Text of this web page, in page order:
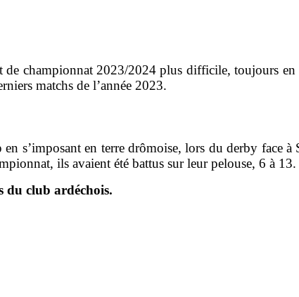
championnat 2023/2024 plus difficile, toujours
matchs de l’année 2023.
s’imposant en terre drômoise, lors du derby face
ils avaient été battus sur leur pelouse, 6 à 13.
du club ardéchois.